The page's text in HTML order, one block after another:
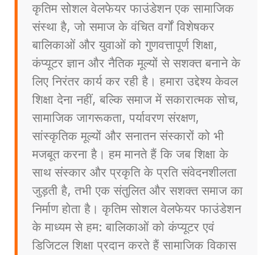
कृतिम सोशल वेलफेयर फाउंडेशन एक सामाजिक
संस्था है, जो समाज के वंचित वर्गों विशेषकर
बालिकाओं और युवाओं को गुणवत्तापूर्ण शिक्षा,
कंप्यूटर ज्ञान और नैतिक मूल्यों से सशक्त बनाने के
लिए निरंतर कार्य कर रही है। हमारा उद्देश्य केवल
शिक्षा देना नहीं, बल्कि समाज में सकारात्मक सोच,
सामाजिक जागरूकता, पर्यावरण संरक्षण,
सांस्कृतिक मूल्यों और सनातन संस्कारों को भी
मजबूत करना है। हम मानते हैं कि जब शिक्षा के
साथ संस्कार और प्रकृति के प्रति संवेदनशीलता
जुड़ती है, तभी एक संतुलित और सशक्त समाज का
निर्माण होता है। कृतिम सोशल वेलफेयर फाउंडेशन
के माध्यम से हम: बालिकाओं को कंप्यूटर एवं
डिजिटल शिक्षा प्रदान करते हैं सामाजिक विकास